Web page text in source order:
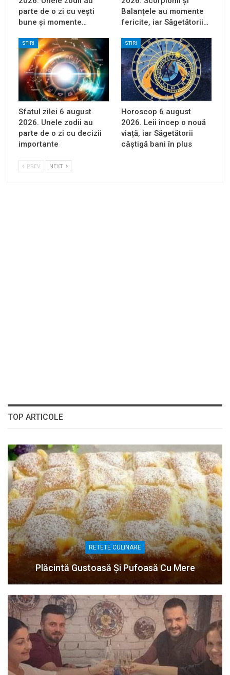
parte de o zi cu vești
bune și momente…
Balanțele au momente
fericite, iar Săgetătorii…
STIRI
Sfatul zilei 6 august
2026. Unele zodii au
parte de o zi cu decizii
importante
STIRI
Horoscop 6 august
2026. Leii încep o nouă
viață, iar Săgetătorii
câștigă bani în plus
PREV NEXT
TOP ARTICOLE
RETETE CULINARE
Plăcintă Gustoasă Și Pufoasă Cu Mere